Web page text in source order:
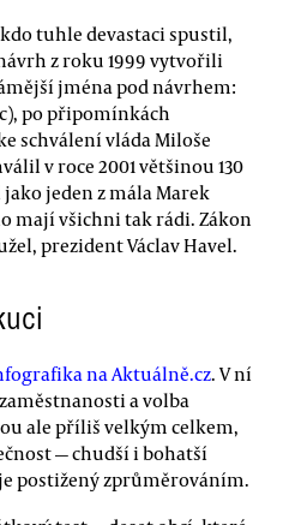
tuhle devastaci spustil,
z roku 1999 vytvořili
jména pod návrhem:
po připomínkách
schválení vláda Miloše
v roce 2001 většinou 130
jeden z mála Marek
mají všichni tak rádi. Zákon
prezident Václav Havel.
na Aktuálně.cz. V ní
a volba
ale příliš velkým celkem,
— chudší i bohatší
postižený zprůměrováním.